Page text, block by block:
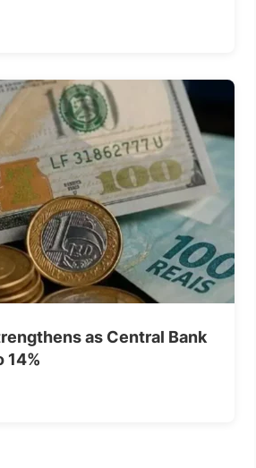
as Central Bank
14%